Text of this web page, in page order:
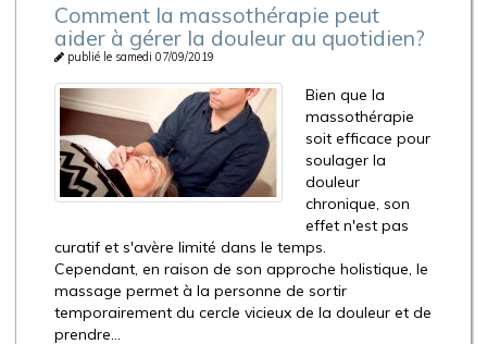
Comment la massothérapie peut
aider à gérer la douleur au quotidien?
publié le samedi 07/09/2019
Bien que la
massothérapie
soit efficace pour
soulager la
douleur
chronique, son
effet n'est pas
curatif et s'avère limité dans le temps.
Cependant, en raison de son approche holistique, le
massage permet à la personne de sortir
temporairement du cercle vicieux de la douleur et de
prendre...